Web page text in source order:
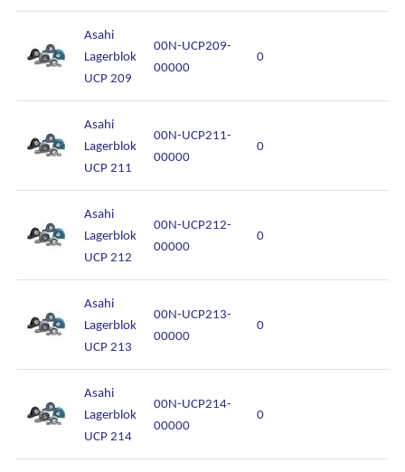
Asahi
Lagerblok
UCP 209
00N-UCP209-
00000
0
Asahi
Lagerblok
UCP 211
00N-UCP211-
00000
0
Asahi
Lagerblok
UCP 212
00N-UCP212-
00000
0
Asahi
Lagerblok
UCP 213
00N-UCP213-
00000
0
Asahi
Lagerblok
UCP 214
00N-UCP214-
00000
0